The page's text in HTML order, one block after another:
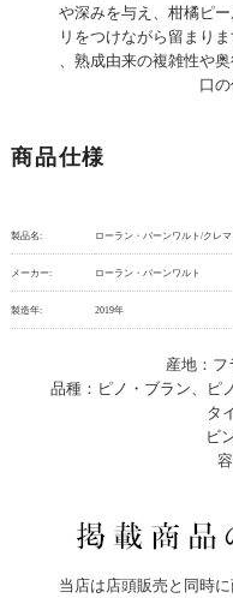
や深みを与え、柑橘ピ
リをつけながら留まり
、熟成由来の複雑性や
口の
商品仕様
製品名: ローラン・バーンワルト/クレ
メーカー: ローラン・バーンワルト
製造年: 2019年
産地：フ
品種：ピノ・ブラン、ピ
タ
ビ
当店は店頭販売と同時